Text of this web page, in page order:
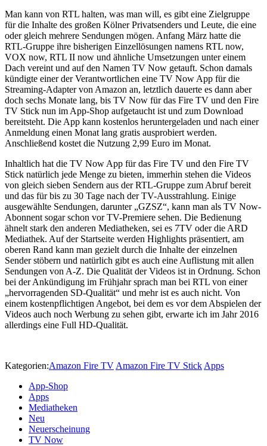
Man kann von RTL halten, was man will, es gibt eine Zielgruppe
für die Inhalte des großen Kölner Privatsenders und Leute, die eine
oder gleich mehrere Sendungen mögen. Anfang März hatte die
RTL-Gruppe ihre bisherigen Einzellösungen namens RTL now,
VOX now, RTL II now und ähnliche Umsetzungen unter einem
Dach vereint und auf den Namen TV Now getauft. Schon damals
kündigte einer der Verantwortlichen eine TV Now App für die
Streaming-Adapter von Amazon an, letztlich dauerte es dann aber
doch sechs Monate lang, bis TV Now für das Fire TV und den Fire
TV Stick nun im App-Shop aufgetaucht ist und zum Download
bereitsteht. Die App kann kostenlos heruntergeladen und nach einer
Anmeldung einen Monat lang gratis ausprobiert werden.
Anschließend kostet die Nutzung 2,99 Euro im Monat.
Inhaltlich hat die TV Now App für das Fire TV und den Fire TV
Stick natürlich jede Menge zu bieten, immerhin stehen die Videos
von gleich sieben Sendern aus der RTL-Gruppe zum Abruf bereit
und das für bis zu 30 Tage nach der TV-Ausstrahlung. Einige
ausgewählte Sendungen, darunter „GZSZ“, kann man als TV Now-
Abonnent sogar schon vor TV-Premiere sehen. Die Bedienung
ähnelt stark den anderen Mediatheken, sei es 7TV oder die ARD
Mediathek. Auf der Startseite werden Highlights präsentiert, am
oberen Rand kann man gezielt durch die Inhalte der einzelnen
Sender stöbern und natürlich gibt es auch eine Auflistung mit allen
Sendungen von A-Z. Die Qualität der Videos ist in Ordnung. Schon
bei der Ankündigung im Frühjahr sprach man bei RTL von einer
„hervorragenden SD-Qualität“ und mehr ist es auch nicht. Von
einem kostenpflichtigen Angebot, bei dem es vor dem Abspielen der
Videos auch noch Werbung zu sehen gibt, erwarte ich im Jahr 2016
allerdings eine Full HD-Qualität.
Kategorien:Amazon Fire TVAmazon Fire TV StickApps
App-Shop
Apps
Mediatheken
Neu
Neuerscheinung
TV Now